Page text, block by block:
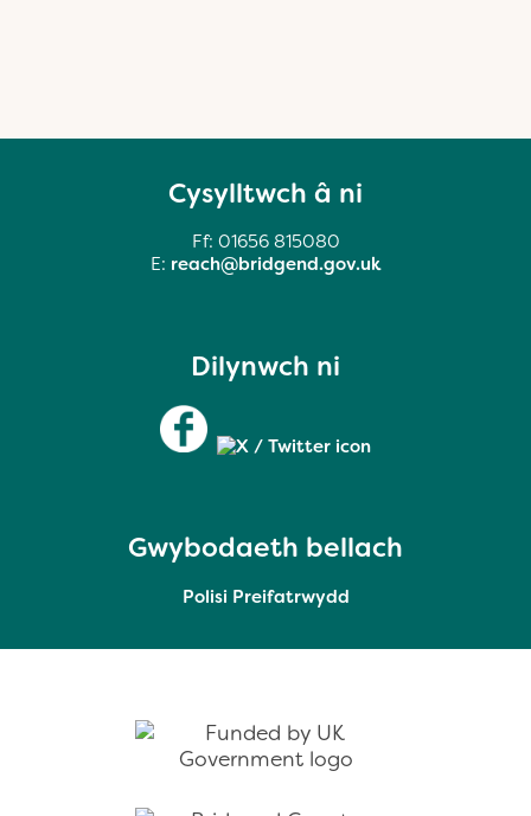
Cysylltwch â ni
Ff: 01656 815080
E: reach@bridgend.gov.uk
Dilynwch ni
Gwybodaeth bellach
Polisi Preifatrwydd